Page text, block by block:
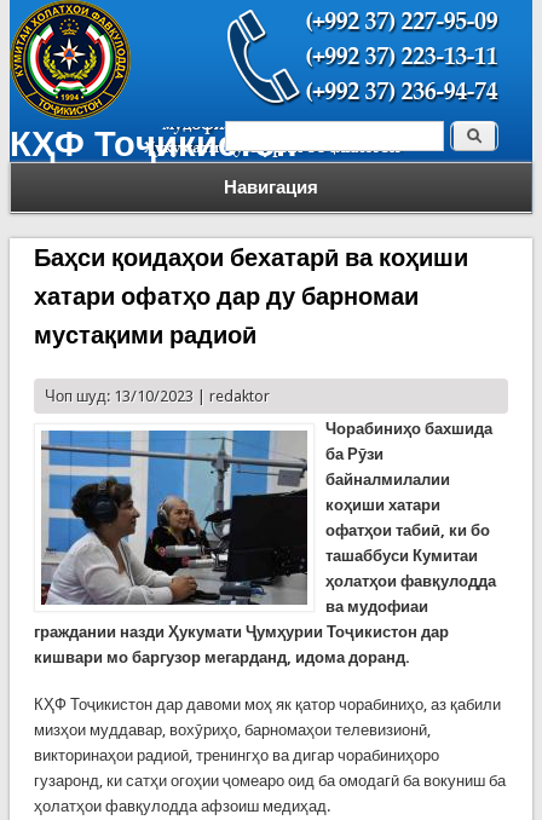
КҲФ Тоҷикистон
Навигация
Форма поиска Поиск
Баҳси қоидаҳои бехатарӣ ва коҳиши
хатари офатҳо дар ду барномаи
мустақими радиоӣ
Чоп шуд: 13/10/2023 | redaktor
Чорабиниҳо бахшида
ба Рӯзи
байналмилалии
коҳиши хатари
офатҳои табиӣ, ки бо
ташаббуси Кумитаи
ҳолатҳои фавқулодда
ва мудофиаи
граждании назди Ҳукумати Ҷумҳурии Тоҷикистон дар
кишвари мо баргузор мегарданд, идома доранд.
КҲФ Тоҷикистон дар давоми моҳ як қатор чорабиниҳо, аз қабили
мизҳои муддавар, вохӯриҳо, барномаҳои телевизионӣ,
викторинаҳои радиоӣ, тренингҳо ва дигар чорабиниҳоро
гузаронд, ки сатҳи огоҳии ҷомеаро оид ба омодагӣ ба вокуниш ба
ҳолатҳои фавқулодда афзоиш медиҳад.